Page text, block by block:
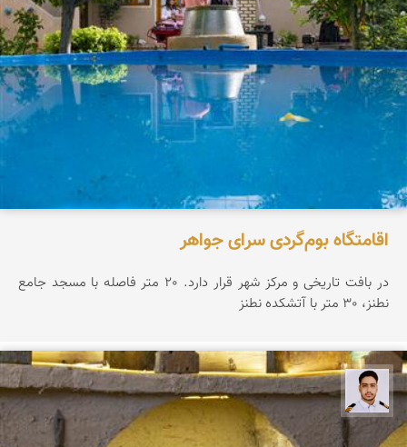
اقامتگاه بوم‌گردی سرای جواهر
در بافت تاریخی و مرکز شهر قرار دارد. 20 متر فاصله با مسجد جامع
نطنز، 30 متر با آتشکده نطنز
سعید جواهری